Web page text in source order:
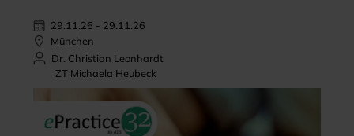
29.11.26 - 29.11.26
München
Dr. Christian Leonhardt
ZT Michaela Heubeck